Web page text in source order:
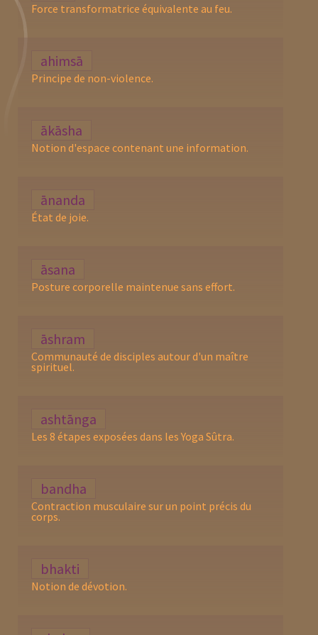
Force transformatrice équivalente au feu.
ahimsā
Principe de non-violence.
ākāsha
Notion d'espace contenant une information.
ānanda
État de joie.
āsana
Posture corporelle maintenue sans effort.
āshram
Communauté de disciples autour d'un maître
spirituel.
ashtānga
Les 8 étapes exposées dans les Yoga Sûtra.
bandha
Contraction musculaire sur un point précis du
corps.
bhakti
Notion de dévotion.